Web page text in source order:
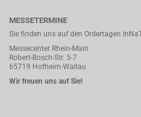
MESSETERMINE
Sie finden uns auf den Ordertagen
Messecenter Rhein-Main
Robert-Bosch-Str. 5-7
65719 Hofheim-Wallau
Wir freuen uns auf Sie!